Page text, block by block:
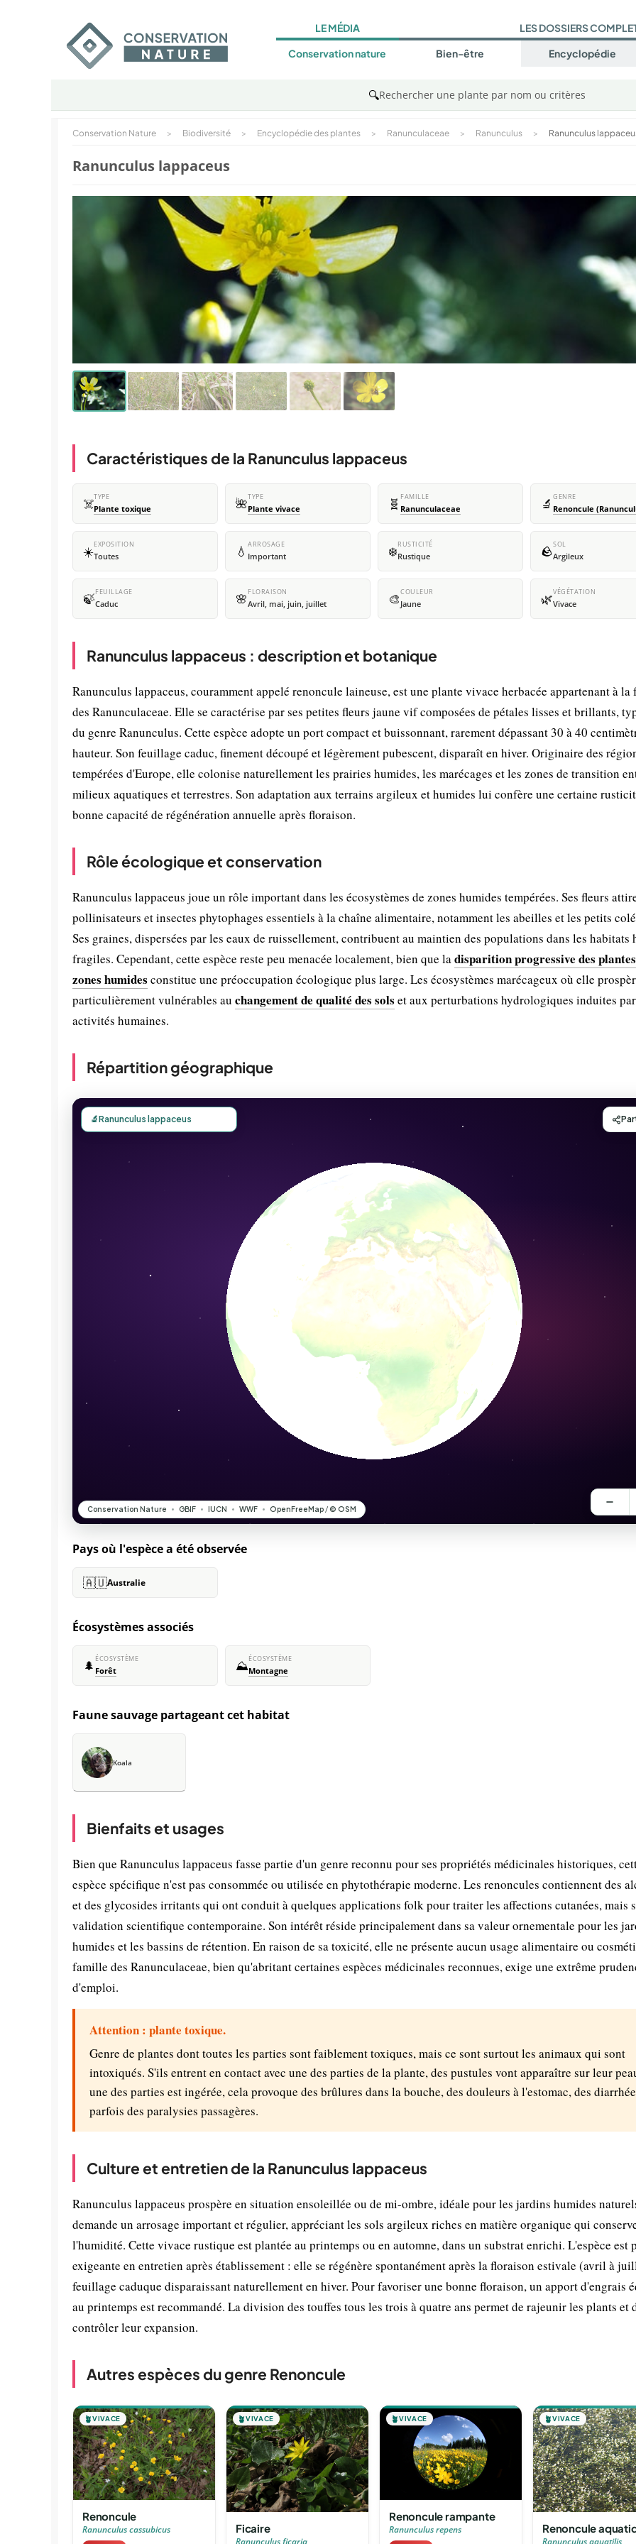
LE MÉDIA
Conservation nature
LES DOSSIERS
Bien-être Encyclopédie
🔍Rechercher une plante par nom ou critères
Conservation Nature > Biodiversité > Encyclopédie des plantes > Ranunculaceae > Ranunculus > Ranunculus
Ranunculus lappaceus
Caractéristiques de la Ranunculus lappaceus
☠️TYPE
Plante toxique 🌺TYPE
Plante vivace 🧬 FAMILLE
Ranunculaceae 🔬 GENRE
Renoncule
☀️EXPOSITION
Toutes 💧 ARROSAGE
Important ❄️RUSTICITÉ
Rustique 🪨SOL
Argileux
🍃FEUILLAGE
Caduc 🌸 FLORAISON
Avril, mai, juin, juillet 🎨COULEUR
Jaune 🌿VÉGÉTATION
Vivace
Ranunculus lappaceus : description et botanique
Ranunculus lappaceus, couramment appelé renoncule laineuse, est une plante vivace herbacée appartenant à la
des Ranunculaceae. Elle se caractérise par ses petites fleurs jaune vif composées de pétales lisses et brillants,
du genre Ranunculus. Cette espèce adopte un port compact et buissonnant, rarement dépassant 30 à 40
hauteur. Son feuillage caduc, finement découpé et légèrement pubescent, disparaît en hiver. Originaire des
tempérées d'Europe, elle colonise naturellement les prairies humides, les marécages et les zones de transition
milieux aquatiques et terrestres. Son adaptation aux terrains argileux et humides lui confère une certaine
bonne capacité de régénération annuelle après floraison.
Rôle écologique et conservation
Ranunculus lappaceus joue un rôle important dans les écosystèmes de zones humides tempérées. Ses fleurs
pollinisateurs et insectes phytophages essentiels à la chaîne alimentaire, notamment les abeilles et les petits
Ses graines, dispersées par les eaux de ruissellement, contribuent au maintien des populations dans les habitats
fragiles. Cependant, cette espèce reste peu menacée localement, bien que ladisparition progressive des
zones humides constitue une préoccupation écologique plus large. Les écosystèmes marécageux où elle
particulièrement vulnérables au changement de qualité des sols et aux perturbations hydrologiques induites
activités humaines.
Répartition géographique
Pays où l'espèce a été observée
🇦🇺Australie
Écosystèmes associés
🌲 ÉCOSYSTÈME
Forêt ⛰️ÉCOSYSTÈME
Montagne
Faune sauvage partageant cet habitat
Koala
Bienfaits et usages
Bien que Ranunculus lappaceus fasse partie d'un genre reconnu pour ses propriétés médicinales historiques,
espèce spécifique n'est pas consommée ou utilisée en phytothérapie moderne. Les renoncules contiennent des
et des glycosides irritants qui ont conduit à quelques applications folk pour traiter les affections cutanées, mais
validation scientifique contemporaine. Son intérêt réside principalement dans sa valeur ornementale pour les
humides et les bassins de rétention. En raison de sa toxicité, elle ne présente aucun usage alimentaire ou
famille des Ranunculaceae, bien qu'abritant certaines espèces médicinales reconnues, exige une extrême
d'emploi.
Attention : plante toxique.
Genre de plantes dont toutes les parties sont faiblement toxiques, mais ce sont surtout les animaux qui sont
intoxiqués. S'ils entrent en contact avec une des parties de la plante, des pustules vont apparaître sur leur
une des parties est ingérée, cela provoque des brûlures dans la bouche, des douleurs à l'estomac, des
parfois des paralysies passagères.
Culture et entretien de la Ranunculus lappaceus
Ranunculus lappaceus prospère en situation ensoleillée ou de mi-ombre, idéale pour les jardins humides
demande un arrosage important et régulier, appréciant les sols argileux riches en matière organique qui
l'humidité. Cette vivace rustique est plantée au printemps ou en automne, dans un substrat enrichi. L'espèce est
exigeante en entretien après établissement : elle se régénère spontanément après la floraison estivale (avril à
feuillage caduque disparaissant naturellement en hiver. Pour favoriser une bonne floraison, un apport d'engrais
au printemps est recommandé. La division des touffes tous les trois à quatre ans permet de rajeunir les plants et
contrôler leur expansion.
Autres espèces du genre Renoncule
🪴VIVACE
Renoncule
Ranunculus cassubicus
🪴VIVACE
Ficaire
Ranunculus ficaria
🪴VIVACE
Renoncule rampante
Ranunculus repens
🪴VIVACE
Renoncule
Ranunculus aquatilis